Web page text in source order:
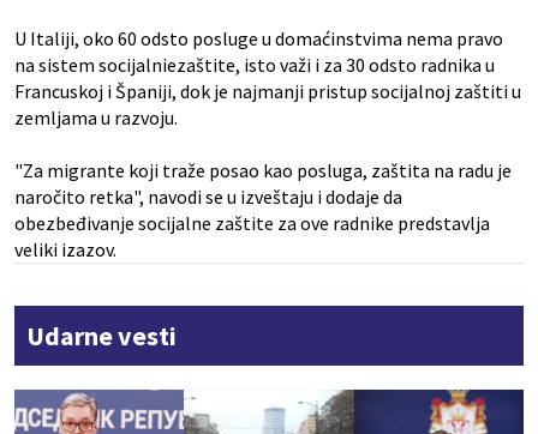
U Italiji, oko 60 odsto posluge u domaćinstvima nema pravo
na sistem socijalniezaštite, isto važi i za 30 odsto radnika u
Francuskoj i Španiji, dok je najmanji pristup socijalnoj zaštiti u
zemljama u razvoju.
"Za migrante koji traže posao kao posluga, zaštita na radu je
naročito retka", navodi se u izveštaju i dodaje da
obezbeđivanje socijalne zaštite za ove radnike predstavlja
veliki izazov.
Udarne vesti